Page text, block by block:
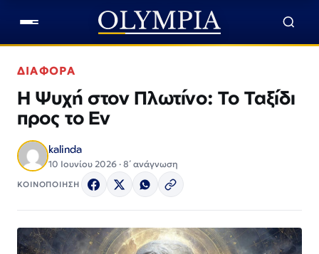
ΔΙΑΦΟΡΑ
Η Ψυχή στον Πλωτίνο: Το Ταξίδι
προς το Εν
kalinda
10 Ιουνίου 2026 · 8΄ ανάγνωση
ΚΟΙΝΟΠΟΙΗΣΗ